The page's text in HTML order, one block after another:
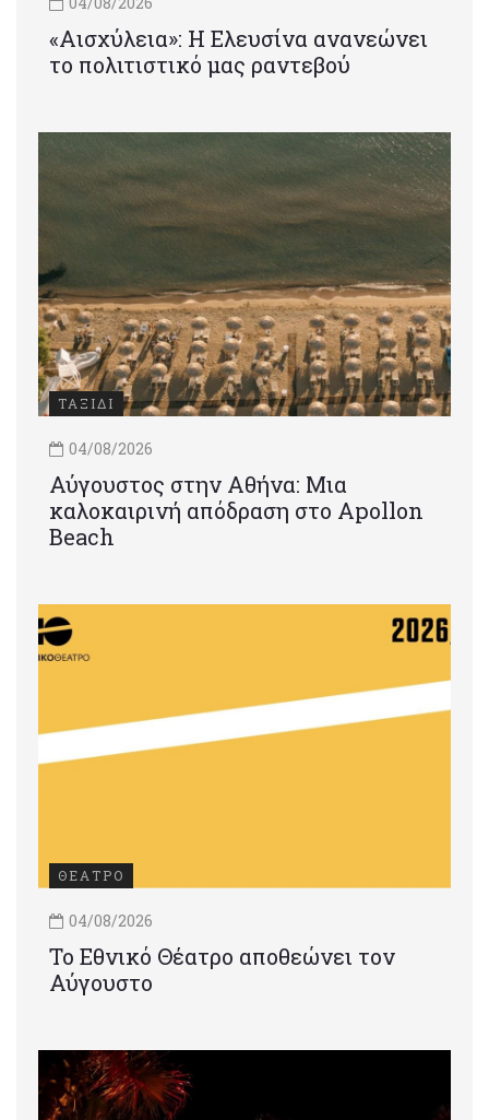
«Αισχύλεια»: Η Ελευσίνα ανανεώνει
το πολιτιστικό μας ραντεβού
ΤΑΞΙΔΙ
04/08/2026
Αύγουστος στην Αθήνα: Μια
καλοκαιρινή απόδραση στο Apollon
Beach
ΘΕΑΤΡΟ
04/08/2026
Το Εθνικό Θέατρο αποθεώνει τον
Αύγουστο